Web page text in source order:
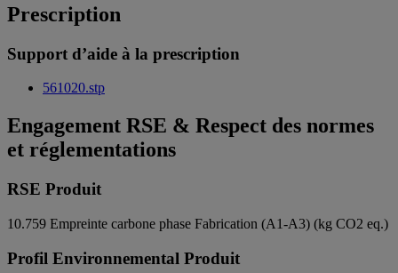
Prescription
Support d’aide à la prescription
561020.stp
Engagement RSE & Respect des normes
et réglementations
RSE Produit
10.759 Empreinte carbone phase Fabrication (A1-A3) (kg CO2 eq.)
Profil Environnemental Produit